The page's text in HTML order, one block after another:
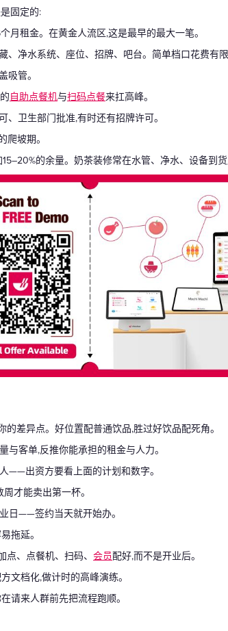
固定的:
月租金。在黄金人流区,这是最早的最大一笔。
、净水系统、座位、招牌、吧台。简单档口花费有
吸管。
自助点餐机与扫码点餐来扛高峰。
、卫生部门批准,有时还有招牌许可。
爬坡期。
的余量。奶茶装修常在水管、净水、设备到货
的差异点。好位置配普通饮品,胜过好饮品配死角。
与客单,反推你能承担的租金与人力。
——出资方要看上面的计划和数字。
才能卖出第一杯。
日——签约当天就开始办。
拖延。
点、点餐机、扫码、 会员配好,而不是开业后。
文档化,做计时的高峰演练。
请来人群前先把流程跑顺。